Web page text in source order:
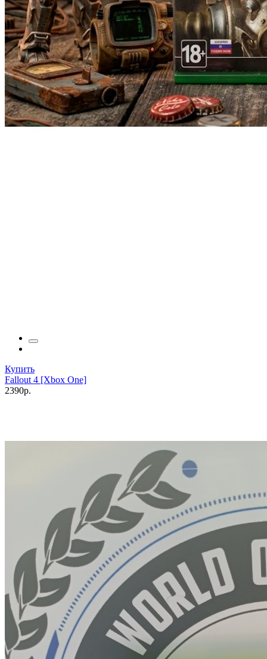
Купить
Fallout 4 [Xbox One]
2390р.